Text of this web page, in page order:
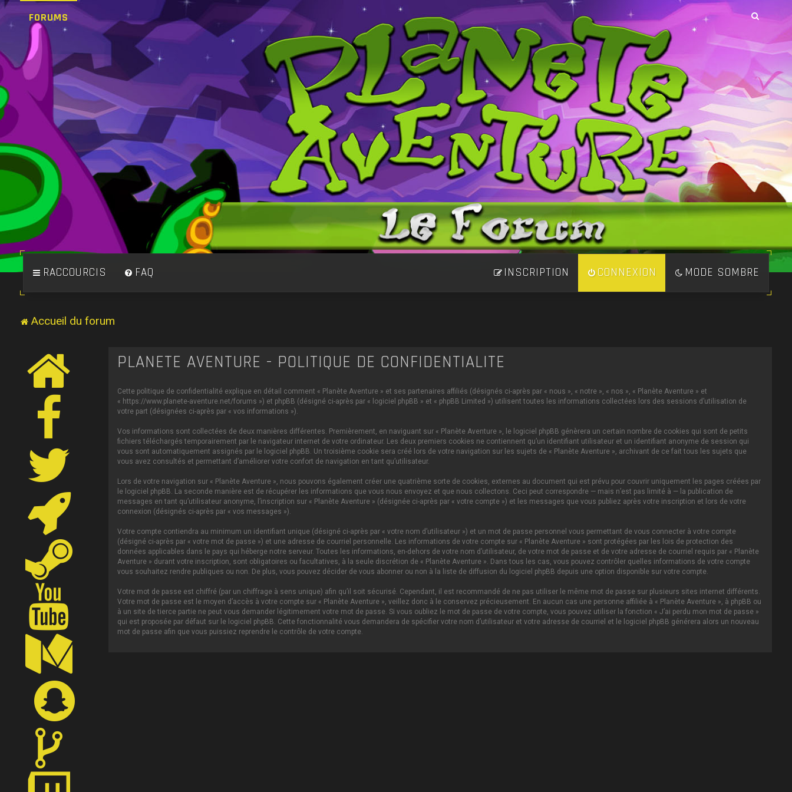
FORUMS
RACCOURCIS MODE SOMBRE
FAQ CONNEXION
INSCRIPTION
Accueil du forum
PLANÈTE AVENTURE - POLITIQUE DE CONFIDENTIALITÉ
Cette politique de confidentialité explique en détail comment « Planète Aventure » et ses partenaires affiliés (désignés ci-après par « nous », « notre », « nos », « Planète Aventure » et
« https://www.planete-aventure.net/forums ») et phpBB (désigné ci-après par « logiciel phpBB » et « phpBB Limited ») utilisent toutes les informations collectées lors des sessions d’utilisation de
votre part (désignées ci-après par « vos informations »).
Vos informations sont collectées de deux manières différentes. Premièrement, en naviguant sur « Planète Aventure », le logiciel phpBB génèrera un certain nombre de cookies qui sont de petits
fichiers téléchargés temporairement par le navigateur internet de votre ordinateur. Les deux premiers cookies ne contiennent qu’un identifiant utilisateur et un identifiant anonyme de session qui
vous sont automatiquement assignés par le logiciel phpBB. Un troisième cookie sera créé lors de votre navigation sur les sujets de « Planète Aventure », archivant de ce fait tous les sujets que
vous avez consultés et permettant d’améliorer votre confort de navigation en tant qu’utilisateur.
Lors de votre navigation sur « Planète Aventure », nous pouvons également créer une quatrième sorte de cookies, externes au document qui est prévu pour couvrir uniquement les pages créées par
le logiciel phpBB. La seconde manière est de récupérer les informations que vous nous envoyez et que nous collectons. Ceci peut correspondre — mais n’est pas limité à — la publication de
messages en tant qu’utilisateur anonyme, l’inscription sur « Planète Aventure » (désignée ci-après par « votre compte ») et les messages que vous publiez après votre inscription et lors de votre
connexion (désignés ci-après par « vos messages »).
Votre compte contiendra au minimum un identifiant unique (désigné ci-après par « votre nom d’utilisateur ») et un mot de passe personnel vous permettant de vous connecter à votre compte
(désigné ci-après par « votre mot de passe ») et une adresse de courriel personnelle. Les informations de votre compte sur « Planète Aventure » sont protégées par les lois de protection des
données applicables dans le pays qui héberge notre serveur. Toutes les informations, en-dehors de votre nom d’utilisateur, de votre mot de passe et de votre adresse de courriel requis par « Planète
Aventure » durant votre inscription, sont obligatoires ou facultatives, à la seule discrétion de « Planète Aventure ». Dans tous les cas, vous pouvez contrôler quelles informations de votre compte
vous souhaitez rendre publiques ou non. De plus, vous pouvez décider de vous abonner ou non à la liste de diffusion du logiciel phpBB depuis une option disponible sur votre compte.
Votre mot de passe est chiffré (par un chiffrage à sens unique) afin qu’il soit sécurisé. Cependant, il est recommandé de ne pas utiliser le même mot de passe sur plusieurs sites internet différents.
Votre mot de passe est le moyen d’accès à votre compte sur « Planète Aventure », veillez donc à le conservez précieusement. En aucun cas une personne affiliée à « Planète Aventure », à phpBB ou
à un site de tierce partie ne peut vous demander légitimement votre mot de passe. Si vous oubliez le mot de passe de votre compte, vous pouvez utiliser la fonction « J’ai perdu mon mot de passe »
qui est proposée par défaut sur le logiciel phpBB. Cette fonctionnalité vous demandera de spécifier votre nom d’utilisateur et votre adresse de courriel et le logiciel phpBB générera alors un nouveau
mot de passe afin que vous puissiez reprendre le contrôle de votre compte.